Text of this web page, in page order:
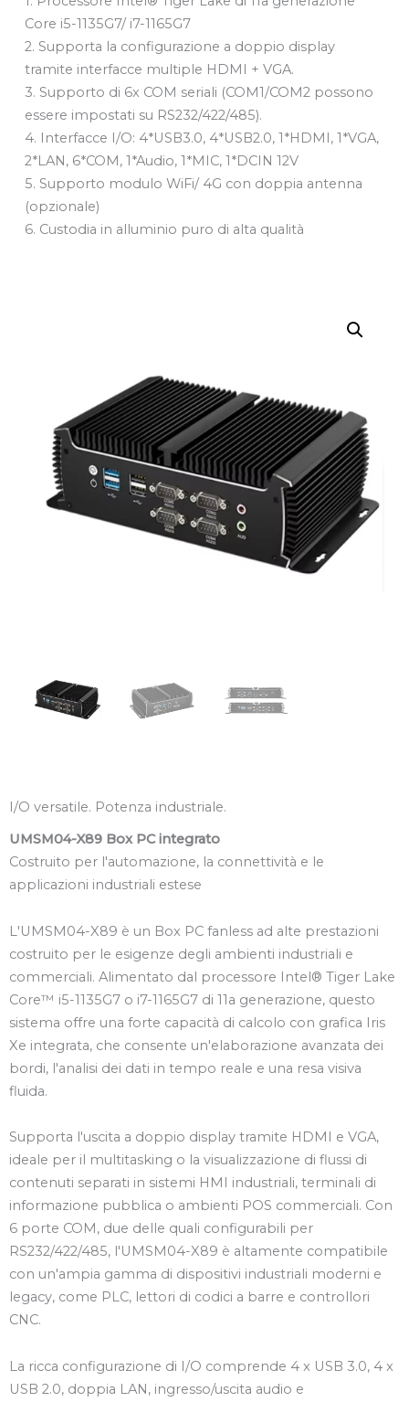
Core i5-1135G7/ i7-1165G7
2. Supporta la configurazione a doppio display
tramite interfacce multiple HDMI + VGA.
3. Supporto di 6x COM seriali (COM1/COM2 possono
essere impostati su RS232/422/485).
4. Interfacce I/O: 4*USB3.0, 4*USB2.0, 1*HDMI, 1*VGA,
2*LAN, 6*COM, 1*Audio, 1*MIC, 1*DCIN 12V
5. Supporto modulo WiFi/ 4G con doppia antenna
(opzionale)
6. Custodia in alluminio puro di alta qualità
I/O versatile. Potenza industriale.
UMSM04-X89 Box PC integrato
Costruito per l'automazione, la connettività e le
applicazioni industriali estese
L'UMSM04-X89 è un Box PC fanless ad alte prestazioni
costruito per le esigenze degli ambienti industriali e
commerciali. Alimentato dal processore Intel® Tiger Lake
Core™ i5-1135G7 o i7-1165G7 di 11a generazione, questo
sistema offre una forte capacità di calcolo con grafica Iris
Xe integrata, che consente un'elaborazione avanzata dei
bordi, l'analisi dei dati in tempo reale e una resa visiva
fluida.
Supporta l'uscita a doppio display tramite HDMI e VGA,
ideale per il multitasking o la visualizzazione di flussi di
contenuti separati in sistemi HMI industriali, terminali di
informazione pubblica o ambienti POS commerciali. Con
6 porte COM, due delle quali configurabili per
RS232/422/485, l'UMSM04-X89 è altamente compatibile
con un'ampia gamma di dispositivi industriali moderni e
legacy, come PLC, lettori di codici a barre e controllori
CNC.
La ricca configurazione di I/O comprende 4 x USB 3.0, 4 x
USB 2.0, doppia LAN, ingresso/uscita audio e